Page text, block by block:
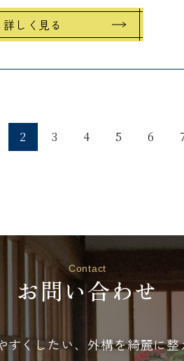
詳しく見る
2 3 4 5 6
Contact
お問い合わせ
すくしたい、外構を綺麗に